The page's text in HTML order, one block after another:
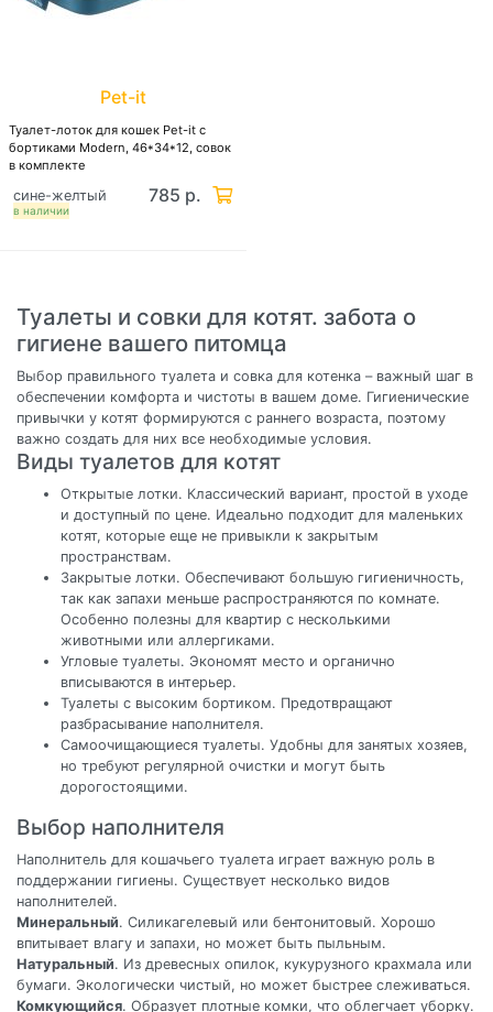
Pet-it
Туалет-лоток для кошек Pet-it с
бортиками Modern, 46*34*12, совок
в комплекте
в наличии
сине-желтый 785 р.
Туалеты и совки для котят. забота о
гигиене вашего питомца
Выбор правильного туалета и совка для котенка – важный шаг в
обеспечении комфорта и чистоты в вашем доме. Гигиенические
привычки у котят формируются с раннего возраста, поэтому
важно создать для них все необходимые условия.
Виды туалетов для котят
Открытые лотки. Классический вариант, простой в уходе
и доступный по цене. Идеально подходит для маленьких
котят, которые еще не привыкли к закрытым
пространствам.
Закрытые лотки. Обеспечивают большую гигиеничность,
так как запахи меньше распространяются по комнате.
Особенно полезны для квартир с несколькими
животными или аллергиками.
Угловые туалеты. Экономят место и органично
вписываются в интерьер.
Туалеты с высоким бортиком. Предотвращают
разбрасывание наполнителя.
Самоочищающиеся туалеты. Удобны для занятых хозяев,
но требуют регулярной очистки и могут быть
дорогостоящими.
Выбор наполнителя
Наполнитель для кошачьего туалета играет важную роль в
поддержании гигиены. Существует несколько видов
наполнителей.
Минеральный. Силикагелевый или бентонитовый. Хорошо
впитывает влагу и запахи, но может быть пыльным.
Натуральный. Из древесных опилок, кукурузного крахмала или
бумаги. Экологически чистый, но может быстрее слеживаться.
Комкующийся. Образует плотные комки, что облегчает уборку.